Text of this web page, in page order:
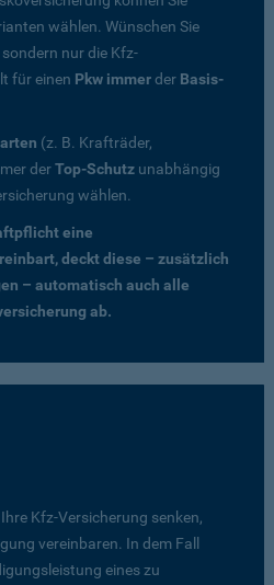
wählen. Wünschen Sie
sondern nur die Kfz-
für einen Pkw immerder Basis-
(z. B. Krafträder,
derTop-Schutz unabhängig
wählen.
eine
deckt diese – zusätzlich
– automatisch auch alle
ab.
Kfz-Versicherung senken,
vereinbaren. In dem Fall
eines zu